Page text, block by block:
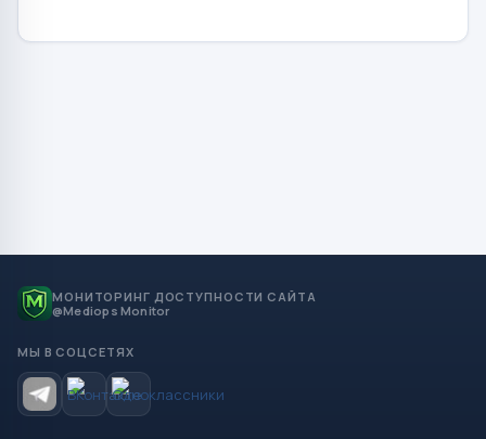
МОНИТОРИНГ ДОСТУПНОСТИ САЙТА
@Mediops Monitor
МЫ В СОЦСЕТЯХ